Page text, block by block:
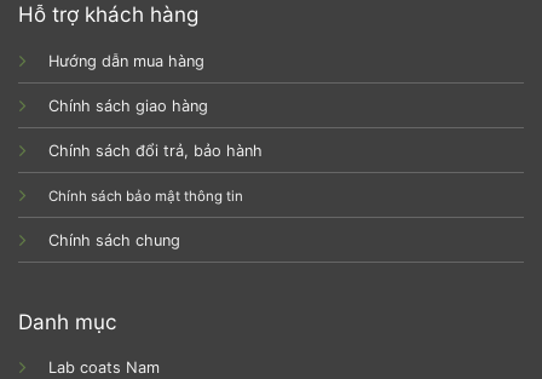
Hỗ trợ khách hàng
Hướng dẫn mua hàng
Chính sách giao hàng
Chính sách đổi trả, bảo hành
Chính sách bảo mật thông tin
Chính sách chung
Danh mục
Lab coats Nam